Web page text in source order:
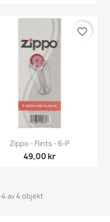
 Snabbvy
Zippo - Flints - 6-P
49,00 kr
favorite_border
4 av 4 objekt